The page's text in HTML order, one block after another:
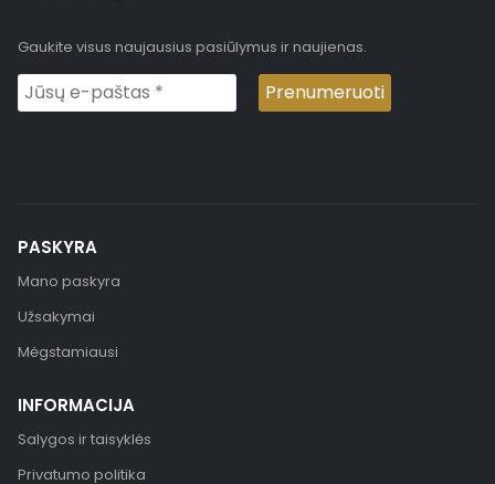
Gaukite visus naujausius pasiūlymus ir naujienas.
PASKYRA
Mano paskyra
Užsakymai
Mėgstamiausi
INFORMACIJA
Salygos ir taisyklės
Privatumo politika